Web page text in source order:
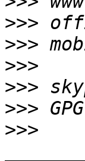
>>>
>>>
>>>
>>>
>>>
>>>